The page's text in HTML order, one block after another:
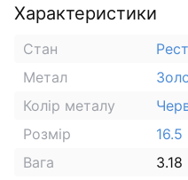
Характеристики
Стан
Метал
Колір металу
Розмір
16.5
Вага
3.18